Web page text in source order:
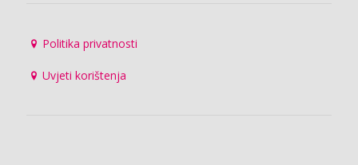
Politika privatnosti
Uvjeti korištenja